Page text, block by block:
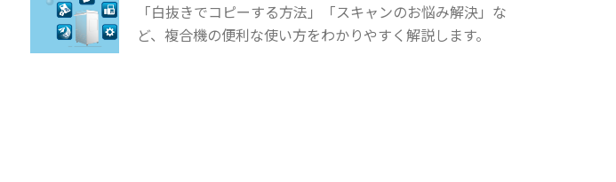
「白抜きでコピーする方法」「スキャンのお悩み解決」な
ど、複合機の便利な使い方をわかりやすく解説します。